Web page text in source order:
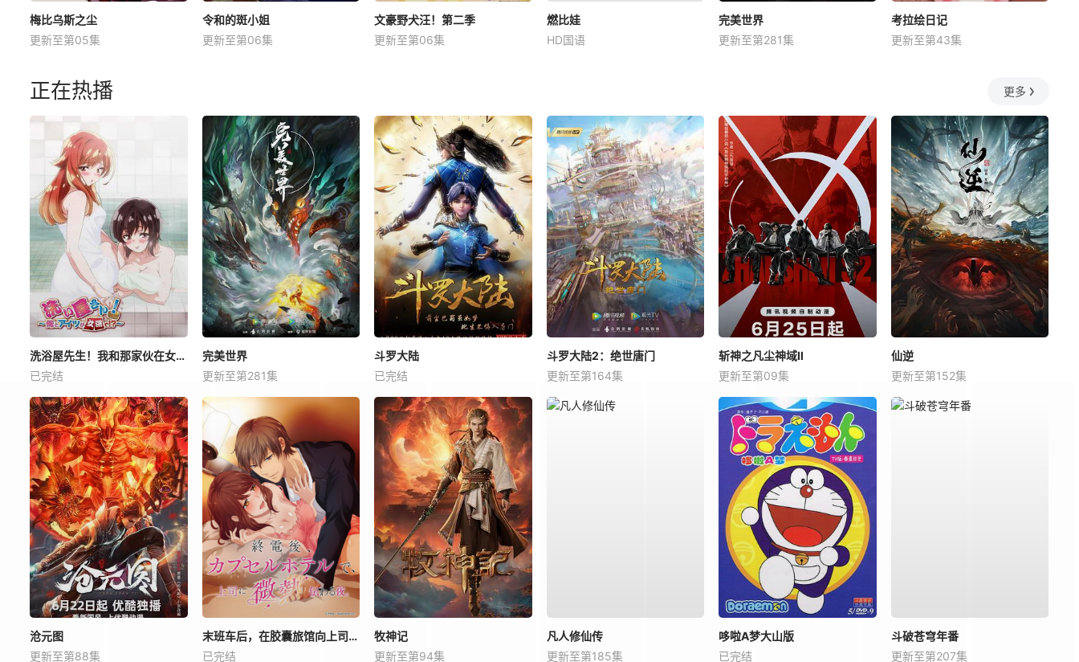
梅比乌斯之尘
更新至第05集
令和的斑小姐
更新至第06集
文豪野犬汪！第二季
更新至第06集
燃比娃
HD国语
完美世界
更新至第281集
考拉绘日记
更新至第43集
正在热播 更多
洗浴屋先生！我和那家伙在女浴池！？
已完结
完美世界
更新至第281集
斗罗大陆
已完结
斗罗大陆2：绝世唐门
更新至第164集
斩神之凡尘神域Ⅱ
更新至第09集
仙逆
更新至第152集
沧元图
更新至第88集
末班车后，在胶囊旅馆向上司传递微热的夜晚
已完结
牧神记
更新至第94集
凡人修仙传
更新至第185集
哆啦A梦大山版
已完结
斗破苍穹年番
更新至第207集